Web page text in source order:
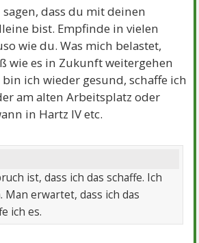
dass du mit deinen
bist. Empfinde in vielen
wie du. Was mich belastet,
wie es in Zukunft weitergehen
ich wieder gesund, schaffe ich
am alten Arbeitsplatz oder
in Hartz IV etc.
ist, dass ich das schaffe. Ich
Man erwartet, dass ich das
ich es.